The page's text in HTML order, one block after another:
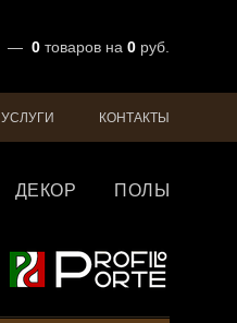
— 0 товаров на 0 руб.
УСЛУГИ КОНТАКТЫ
ДЕКОР ПОЛЫ